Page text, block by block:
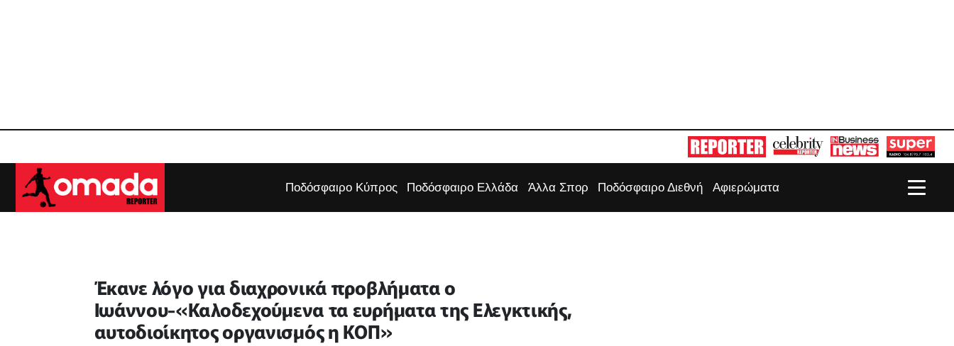
Ποδόσφαιρο Κύπρος Ποδόσφαιρο Ελλάδα Άλλα Σπορ Ποδόσφαιρο Διεθνή Αφιερώματα
Έκανε λόγο για διαχρονικά προβλήματα ο
Ιωάννου-«Καλοδεχούμενα τα ευρήματα της Ελεγκτικής,
αυτοδιοίκητος οργανισμός η ΚΟΠ»